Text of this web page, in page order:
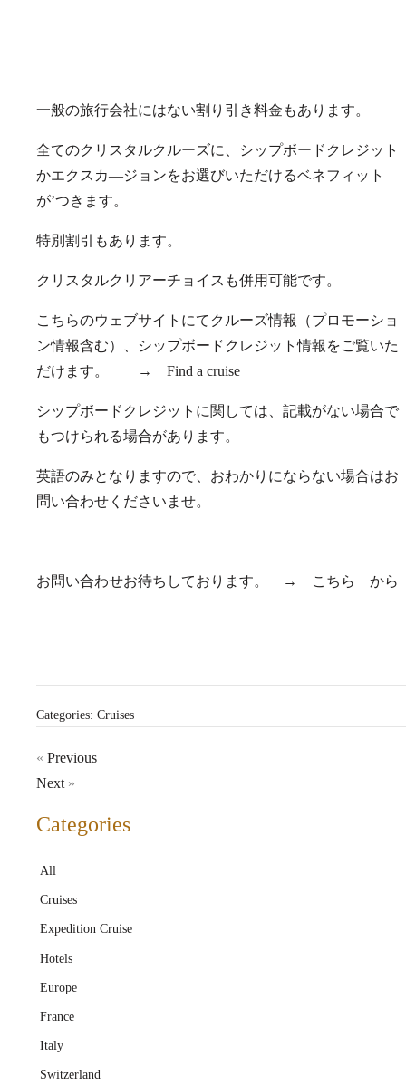
一般の旅行会社にはない割り引き料金もあります。
全てのクリスタルクルーズに、シップボードクレジット
かエクスカ―ジョンをお選びいただけるベネフィット
が’つきます。
特別割引もあります。
クリスタルクリアーチョイスも併用可能です。
こちらのウェブサイトにてクルーズ情報（プロモーショ
ン情報含む）、シップボードクレジット情報をご覧いた
だけます。 → Find a cruise
シップボードクレジットに関しては、記載がない場合で
もつけられる場合があります。
英語のみとなりますので、おわかりにならない場合はお
問い合わせくださいませ。
お問い合わせお待ちしております。 → こちら から
Categories: Cruises
« Previous
Next »
Categories
All
Cruises
Expedition Cruise
Hotels
Europe
France
Italy
Switzerland